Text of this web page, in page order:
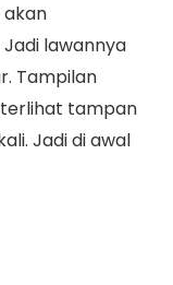
akan
lawannya
Tampilan
tampan
Jadi di awal